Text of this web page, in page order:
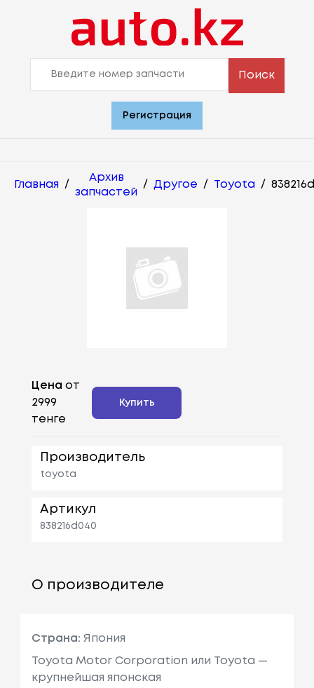
Поиск
Регистрация
Главная /
Архив
запчастей
/ Другое / Toyota /
Цена от
2999
тенге
Купить
Производитель
toyota
Артикул
838216d040
О производителе
Страна: Япония
Toyota Motor Corporation или Toyota —
крупнейшая японская